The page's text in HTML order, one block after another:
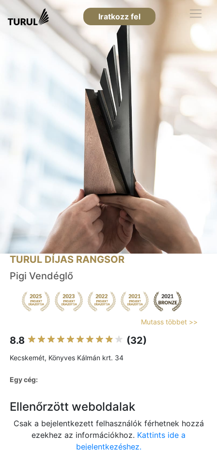
Iratkozz fel
TURUL DÍJAS RANGSOR
Pigi Vendéglő
Mutass többet >>
8.8 (32)
Kecskemét, Könyves Kálmán krt. 34
Egy cég:
Ellenőrzött weboldalak
Csak a bejelentkezett felhasználók férhetnek hozzá
ezekhez az információkhoz. Kattints ide a
bejelentkezéshez.